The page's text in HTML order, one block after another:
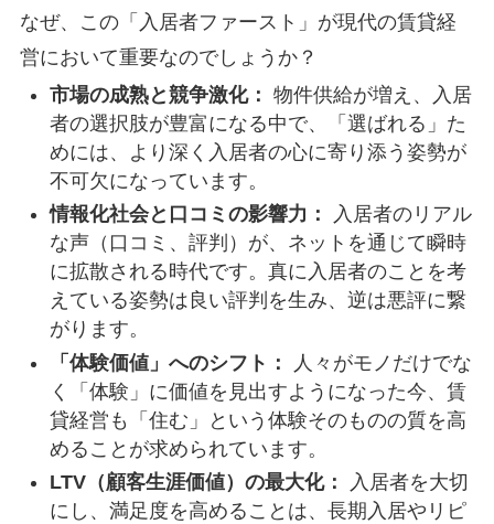
なぜ、この「入居者ファースト」が現代の賃貸経
営において重要なのでしょうか？
市場の成熟と競争激化： 物件供給が増え、入居
者の選択肢が豊富になる中で、「選ばれる」た
めには、より深く入居者の心に寄り添う姿勢が
不可欠になっています。
情報化社会と口コミの影響力：
入居者のリアル
な声（口コミ、評判）が、ネットを通じて瞬時
に拡散される時代です。真に入居者のことを考
えている姿勢は良い評判を生み、逆は悪評に繋
がります。
「体験価値」へのシフト：
人々がモノだけでな
く「体験」に価値を見出すようになった今、賃
貸経営も「住む」という体験そのものの質を高
めることが求められています。
LTV（顧客生涯価値）の最大化：
入居者を大切
にし、満足度を高めることは、長期入居やリピ